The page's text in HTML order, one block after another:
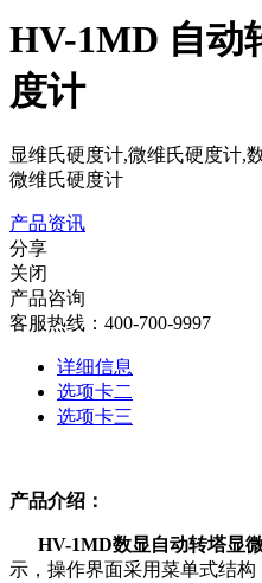
HV-1MD 自动
度计
显维氏硬度计,微维氏硬度计,
微维氏硬度计
产品资讯
分享
关闭
产品咨询
客服热线：400-700-9997
详细信息
选项卡二
选项卡三
产品介绍：
HV-1MD数显自动转塔显
示，操作界面采用菜单式结